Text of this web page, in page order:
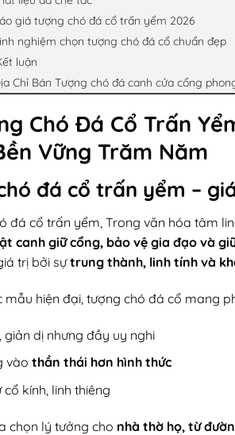
giá tượng chó đá cổ trấn yểm 2026
nghiệm chọn tượng chó đá cổ chuẩn đẹp
luận
Chỉ Bán Tượng chó đá canh cửa cổng
Chó Đá Cổ Trấn
Vững Trăm Năm
đá cổ trấn yểm –
đá cổ trấn yểm, Trong văn hóa tâm
canh giữ cổng, bảo vệ gia đạo và
trị bởi sựtrung thành, linh tính và
mẫu hiện đại, tượng chó đá cổ mang
giản dị nhưng đầy uy nghi
vào thần thái hơn hình thức
cổ kính, linh thiêng
chọn lý tưởng cho nhà thờ họ, từ